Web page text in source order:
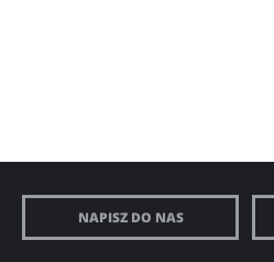
NAPISZ DO NAS